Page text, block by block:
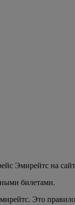
Эмирейтс на
билетами.
Это